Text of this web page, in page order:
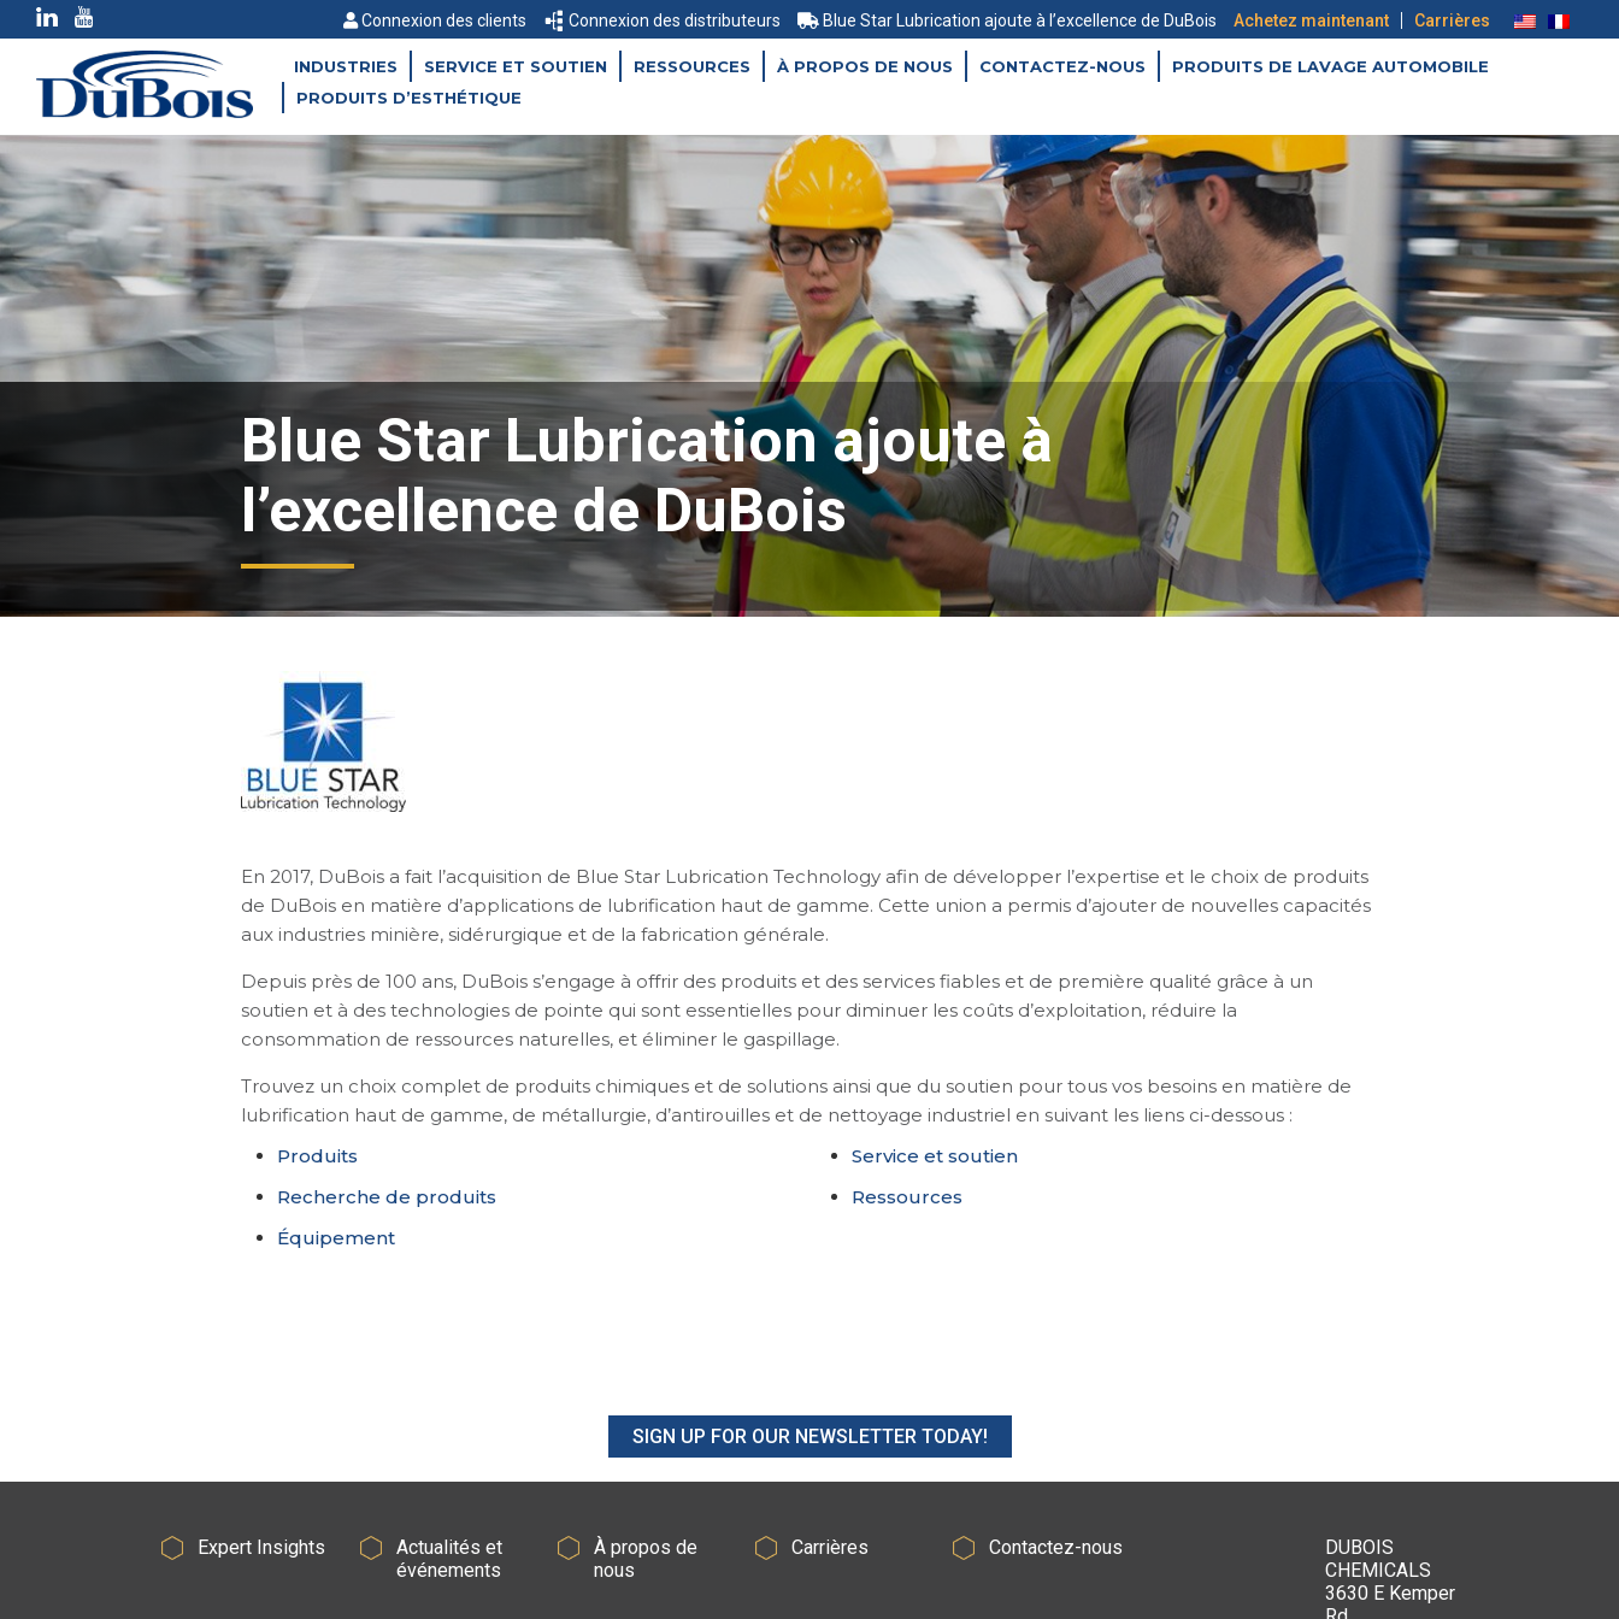
Connexion des clients Connexion des distributeurs Blue Star Lubrication ajoute à l’excellence de DuBois Achetez maintenant | Carrières
INDUSTRIES SERVICE ET SOUTIEN RESSOURCES À PROPOS DE NOUS CONTACTEZ-NOUS
PRODUITS DE LAVAGE AUTOMOBILE
PRODUITS D’ESTHÉTIQUE
Blue Star Lubrication ajoute à
l’excellence de DuBois
En 2017, DuBois a fait l’acquisition de Blue Star Lubrication Technology afin de développer l’expertise et le choix de produits
de DuBois en matière d’applications de lubrification haut de gamme. Cette union a permis d’ajouter de nouvelles capacités
aux industries minière, sidérurgique et de la fabrication générale.
Depuis près de 100 ans, DuBois s’engage à offrir des produits et des services fiables et de première qualité grâce à un
soutien et à des technologies de pointe qui sont essentielles pour diminuer les coûts d’exploitation, réduire la
consommation de ressources naturelles, et éliminer le gaspillage.
Trouvez un choix complet de produits chimiques et de solutions ainsi que du soutien pour tous vos besoins en matière de
lubrification haut de gamme, de métallurgie, d’antirouilles et de nettoyage industriel en suivant les liens ci-dessous :
Produits
Recherche de produits
Équipement
Service et soutien
Ressources
SIGN UP FOR OUR NEWSLETTER TODAY!
Expert Insights
Actualités et
événements
À propos de
nous
Carrières Contactez-nous
DUBOIS
CHEMICALS
3630 E Kemper